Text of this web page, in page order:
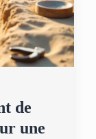
de
une